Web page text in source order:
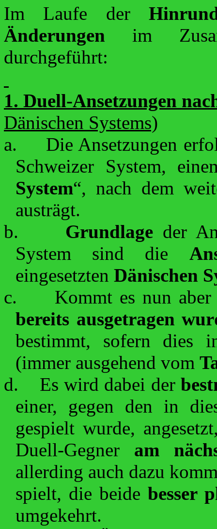
Im Laufe der
Änderungen im
durchgeführt:
1. Duell-Ansetzungen
Dänischen Systems)
a.
Die Ansetzungen
Schweizer System,
System“, nach dem
austrägt.
b.
Grundlageder
System sind die
eingesetzten Dänischen
c.
Kommt es nun
bereits ausgetragen
bestimmt, sofern
(immer ausgehend vom
d.
Es wird dabei der
einer, gegen den in
gespielt wurde,
Duell-Gegner am
allerding auch dazu
spielt, die beide besser
umgekehrt.